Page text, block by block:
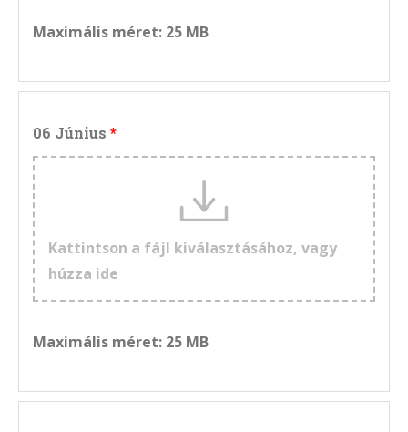
Maximális méret: 25 MB
06 Június
Kattintson a fájl kiválasztásához, vagy
húzza ide
Maximális méret: 25 MB